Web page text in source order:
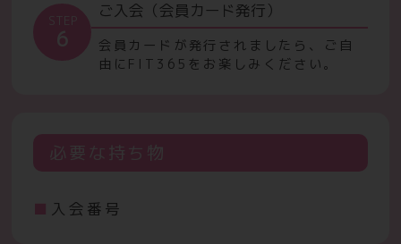
STEP
6
ご入会（会員カード発行）
会員カードが発行されましたら、ご自
由にFIT365をお楽しみください。
必要な持ち物
入会番号